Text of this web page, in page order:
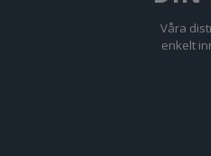
Våra
enkelt